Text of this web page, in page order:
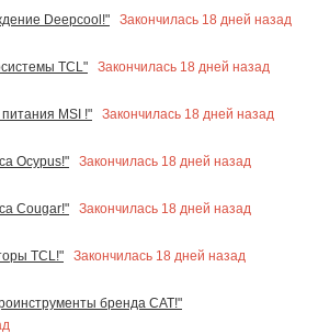
Deepcool!"
Закончилась 18 дней назад
TCL"
Закончилась 18 дней назад
MSI !"
Закончилась 18 дней назад
Ocypus!"
Закончилась 18 дней назад
Cougar!"
Закончилась 18 дней назад
TCL!"
Закончилась 18 дней назад
бренда CAT!"